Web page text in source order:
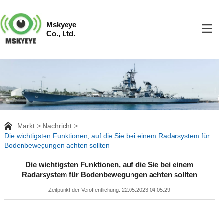
Mskyeye
Co., Ltd.
Markt
Nachricht
Die wichtigsten Funktionen, auf die Sie bei einem Radarsystem für
Bodenbewegungen achten sollten
Die wichtigsten Funktionen, auf die Sie bei einem
Radarsystem für Bodenbewegungen achten sollten
Zeitpunkt der Veröffentlichung: 22.05.2023 04:05:29